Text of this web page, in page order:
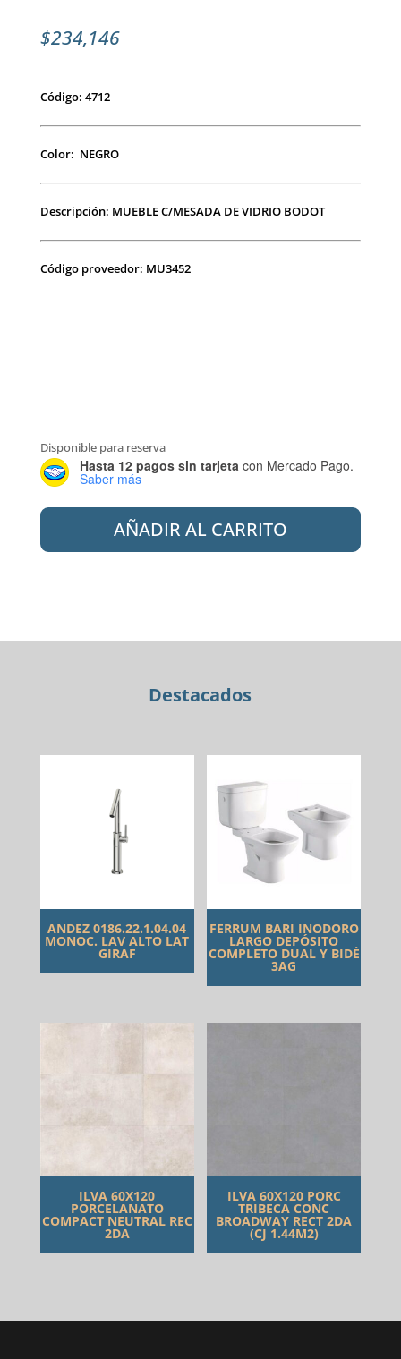
$234,146
Código: 4712
Color: NEGRO
Descripción: MUEBLE C/MESADA DE VIDRIO BODOT
Código proveedor: MU3452
Disponible para reserva
Hasta 12 pagos sin tarjetacon Mercado Pago.
Saber más
MISIONES
C/MESADA
AÑADIR AL CARRITO
Destacados
ANDEZ 0186.22.1.04.04
MONOC. LAV ALTO LAT
GIRAF
FERRUM BARI INODORO
LARGO DEPÓSITO
COMPLETO DUAL Y BIDÉ
3AG
ILVA 60X120
PORCELANATO
COMPACT NEUTRAL REC
2DA
ILVA 60X120 PORC
TRIBECA CONC
BROADWAY RECT 2DA
(CJ 1.44M2)